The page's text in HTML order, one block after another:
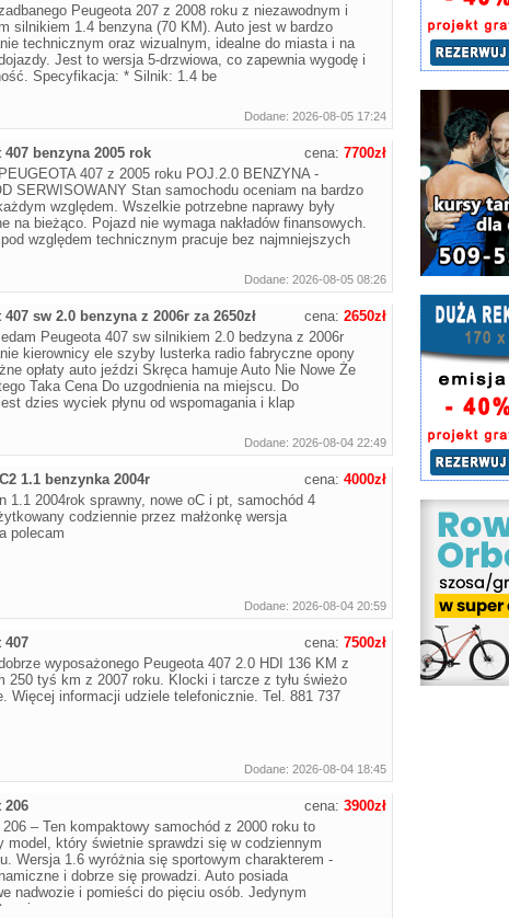
Peugeota 207 z 2008 roku z niezawodnym i
silnikiem 1.4 benzyna (70 KM). Auto jest w bardzo
technicznym oraz wizualnym, idealne do miasta i na
Jest to wersja 5-drzwiowa, co zapewnia wygodę i
Specyfikacja: * Silnik: 1.4 be
Dodane: 2026-08-05 17:24
407 benzyna 2005 rok
407 z 2005 roku POJ.2.0 BENZYNA -
SERWISOWANY Stan samochodu oceniam na bardzo
względem. Wszelkie potrzebne naprawy były
na bieżąco. Pojazd nie wymaga nakładów finansowych.
względem technicznym pracuje bez najmniejszych
cena: 7700zł
Dodane: 2026-08-05 08:26
sw 2.0 benzyna z 2006r za 2650zł
Peugeota 407 sw silnikiem 2.0 bedzyna z 2006r
kierownicy ele szyby lusterka radio fabryczne opony
opłaty auto jeździ Skręca hamuje Auto Nie Nowe Że
Taka Cena Do uzgodnienia na miejscu. Do
dzies wyciek płynu od wspomagania i klap
cena: 2650zł
Dodane: 2026-08-04 22:49
1.1 benzynka 2004r
1.1 2004rok sprawny, nowe oC i pt, samochód 4
codziennie przez małżonkę wersja
polecam
cena: 4000zł
Dodane: 2026-08-04 20:59
407
wyposażonego Peugeota 407 2.0 HDI 136 KM z
250 tyś km z 2007 roku. Klocki i tarcze z tyłu świeżo
Więcej informacji udziele telefonicznie. Tel. 881 737
cena: 7500zł
Dodane: 2026-08-04 18:45
206
206 – Ten kompaktowy samochód z 2000 roku to
model, który świetnie sprawdzi się w codziennym
Wersja 1.6 wyróżnia się sportowym charakterem -
i dobrze się prowadzi. Auto posiada
nadwozie i pomieści do pięciu osób. Jedynym
j
cena: 3900zł